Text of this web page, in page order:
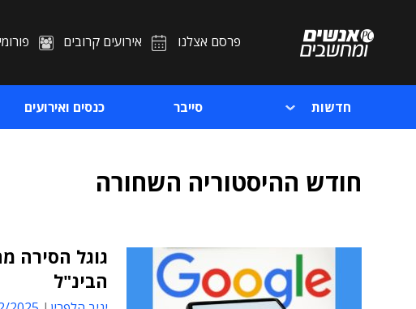
פרסם אצלנו אירועים קרובים
חדשות סייבר כנסים ואירועים
חודש ההיסטוריה השחורה
גוגל הסירה
הבינ"ל